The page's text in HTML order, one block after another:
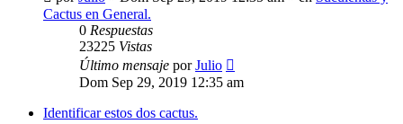
Cactus en General.
0 Respuestas
23225 Vistas
Último mensaje porJulio
Dom Sep 29, 2019 12:35 am
Identificar estos dos cactus.